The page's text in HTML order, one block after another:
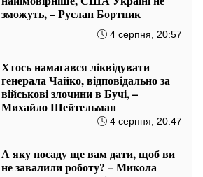
Мавіки, зарядні станції та апарати
для реанімації: Християнський
Запорізький та Покровський
напрямки
7 серпня, 15:27
«Зараз у Заходу сезон відпусток»:
експерт заявив, що, схоже, ні ракет
7 серпня, 15:17